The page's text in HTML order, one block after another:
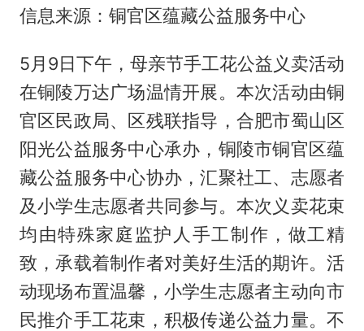
信息来源：铜官区蕴藏公益服务中心
5月9日下午，母亲节手工花公益义卖活动
在铜陵万达广场温情开展。本次活动由铜
官区民政局、区残联指导，合肥市蜀山区
阳光公益服务中心承办，铜陵市铜官区蕴
藏公益服务中心协办，汇聚社工、志愿者
及小学生志愿者共同参与。本次义卖花束
均由特殊家庭监护人手工制作，做工精
致，承载着制作者对美好生活的期许。活
动现场布置温馨，小学生志愿者主动向市
民推介手工花束，积极传递公益力量。不